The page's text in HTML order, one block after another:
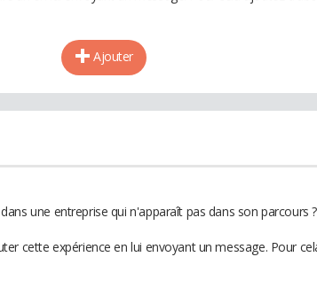
Ajouter
une entreprise qui n'apparaît pas dans son parcours ?
cette expérience en lui envoyant un message. Pour